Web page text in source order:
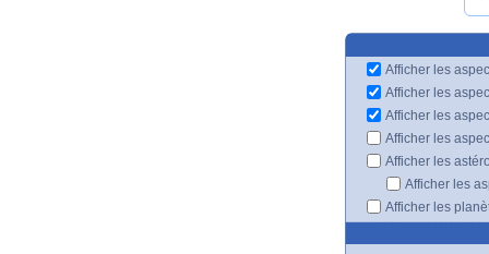
Afficher les
Afficher les
Afficher les
Afficher les
Afficher les
Afficher les
Afficher les